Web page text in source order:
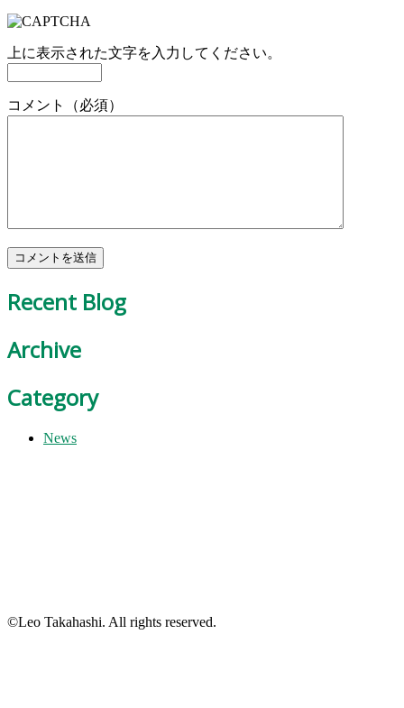
上に表示された文字を入力してください。
コメント（必須）
Recent Blog
Archive
Category
News
©Leo Takahashi. All rights reserved.